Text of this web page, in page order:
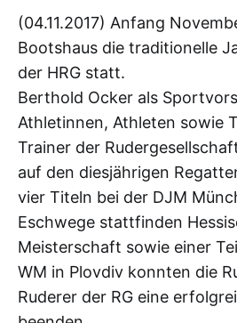
(04.11.2017) Anfang
Bootshaus die traditionelle
der HRG statt.
Berthold Ocker als
Athletinnen, Athleten sowie
Trainer der
auf den diesjährigen
vier Titeln bei der DJM
Eschwege stattfinden
Meisterschaft sowie einer
WM in Plovdiv konnten die
Ruderer der RG eine